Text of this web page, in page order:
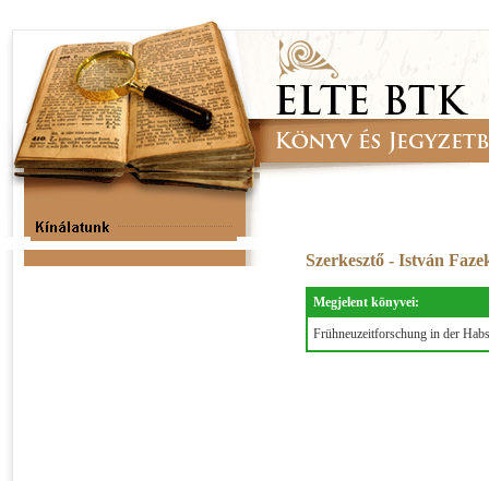
Szerkesztő - István
Megjelent könyvei:
Frühneuzeitforschung in der